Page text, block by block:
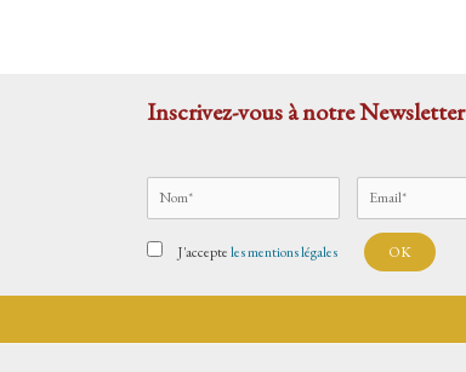
Inscrivez-vous à notre Newsletter
J'accepteles mentions légales